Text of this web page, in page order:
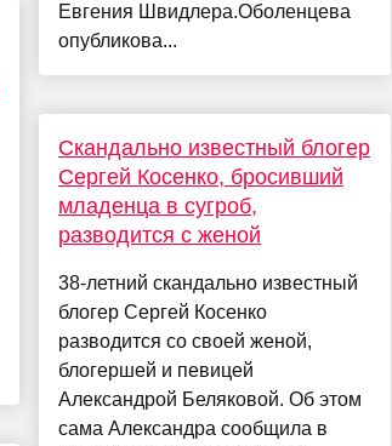
Евгения Швидлера.Оболенцева
опубликова...
Скандально известный блогер
Сергей Косенко, бросивший
младенца в сугроб,
разводится с женой
38-летний скандально известный
блогер Сергей Косенко
разводится со своей женой,
блогершей и певицей
Александрой Беляковой. Об этом
сама Александра сообщила в